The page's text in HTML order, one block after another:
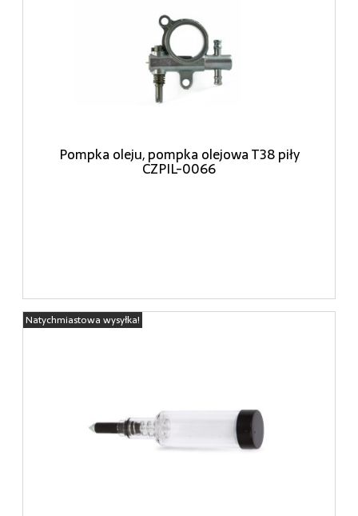
Pompka oleju, pompka olejowa T38 piły
CZPIL-0066
Natychmiastowa wysyłka!